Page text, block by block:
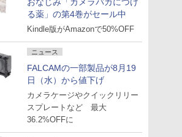
る薬」の第4巻がセール中
Kindle版がAmazonで50%OFF
ニュース
FALCAMの一部製品が8月19
日（水）から値下げ
カメラケージやクイックリリー
スプレートなど 最大
36.2%OFFに